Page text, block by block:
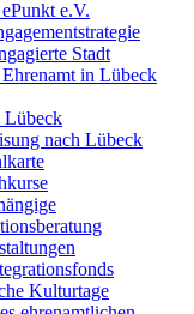
e.V.
Stadt
in Lübeck
Lübeck
nach Lübeck
Kulturtage